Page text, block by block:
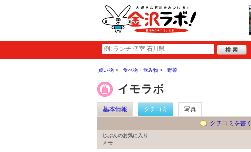
買い物 食べ物・飲み物 野菜
イモラボ
基本情報 クチコミ
写真
クチコミを書く
じぶんのお気に入り:
メモ: